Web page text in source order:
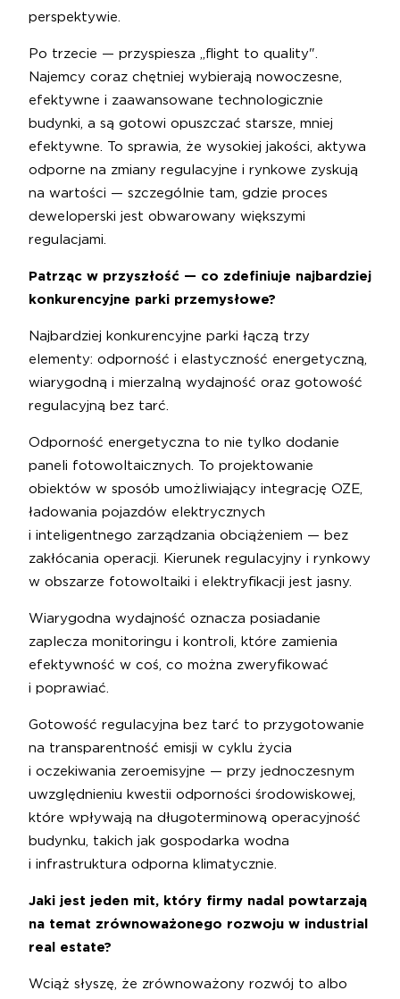
perspektywie.
Po trzecie — przyspiesza „flight to quality".
Najemcy coraz chętniej wybierają nowoczesne,
efektywne i zaawansowane technologicznie
budynki, a są gotowi opuszczać starsze, mniej
efektywne. To sprawia, że wysokiej jakości, aktywa
odporne na zmiany regulacyjne i rynkowe zyskują
na wartości — szczególnie tam, gdzie proces
deweloperski jest obwarowany większymi
regulacjami.
Patrząc w przyszłość — co zdefiniuje najbardziej
konkurencyjne parki przemysłowe?
Najbardziej konkurencyjne parki łączą trzy
elementy: odporność i elastyczność energetyczną,
wiarygodną i mierzalną wydajność oraz gotowość
regulacyjną bez tarć.
Odporność energetyczna to nie tylko dodanie
paneli fotowoltaicznych. To projektowanie
obiektów w sposób umożliwiający integrację OZE,
ładowania pojazdów elektrycznych
i inteligentnego zarządzania obciążeniem — bez
zakłócania operacji. Kierunek regulacyjny i rynkowy
w obszarze fotowoltaiki i elektryfikacji jest jasny.
Wiarygodna wydajność oznacza posiadanie
zaplecza monitoringu i kontroli, które zamienia
efektywność w coś, co można zweryfikować
i poprawiać.
Gotowość regulacyjna bez tarć to przygotowanie
na transparentność emisji w cyklu życia
i oczekiwania zeroemisyjne — przy jednoczesnym
uwzględnieniu kwestii odporności środowiskowej,
które wpływają na długoterminową operacyjność
budynku, takich jak gospodarka wodna
i infrastruktura odporna klimatycznie.
Jaki jest jeden mit, który firmy nadal powtarzają
na temat zrównoważonego rozwoju w industrial
real estate?
Wciąż słyszę, że zrównoważony rozwój to albo